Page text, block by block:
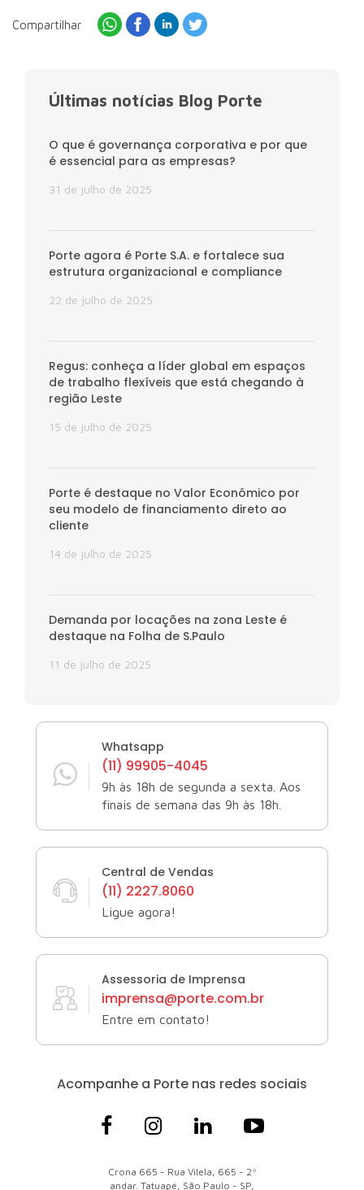
Compartilhar
Últimas notícias Blog Porte
O que é governança corporativa e por que
é essencial para as empresas?
31 de julho de 2025
Porte agora é Porte S.A. e fortalece sua
estrutura organizacional e compliance
22 de julho de 2025
Regus: conheça a líder global em espaços
de trabalho flexíveis que está chegando à
região Leste
15 de julho de 2025
Porte é destaque no Valor Econômico por
seu modelo de financiamento direto ao
cliente
14 de julho de 2025
Demanda por locações na zona Leste é
destaque na Folha de S.Paulo
11 de julho de 2025
Whatsapp
(11) 99905-4045
9h às 18h de segunda a sexta. Aos
finais de semana das 9h às 18h.
Central de Vendas
(11) 2227.8060
Ligue agora!
Assessoria de Imprensa
imprensa@porte.com.br
Entre em contato!
Acompanhe a Porte nas redes sociais
Crona 665 - Rua Vilela, 665 - 2º
andar. Tatuapé, São Paulo - SP,